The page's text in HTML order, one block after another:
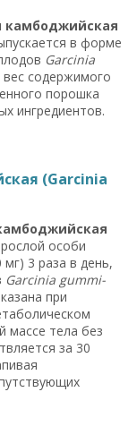
камбоджийская
в форме
Garcinia
содержимого
порошка
ингредиентов.
(Garcinia
особи
3 раза в день,
Garcinia gummi-
при
массе тела без
за 30